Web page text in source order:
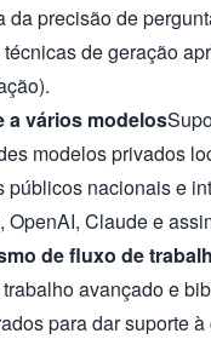
da precisão de
de geração
a vários modelos
modelos privados
públicos nacionais e
OpenAI, Claude e
de fluxo de
avançado e
para dar suporte